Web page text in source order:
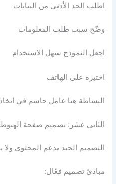
اطلب الحد الأدنى من البيانات
وضّح سبب طلب المعلومات
اجعل النموذج سهل الاستخدام
اختبره على الهاتف
البساطة هنا عامل حاسم في اتخاذ
الثاني عشر: تصميم صفحة
التصميم الجيد يدعم المحتوى
مبادئ تصميم فعّال: